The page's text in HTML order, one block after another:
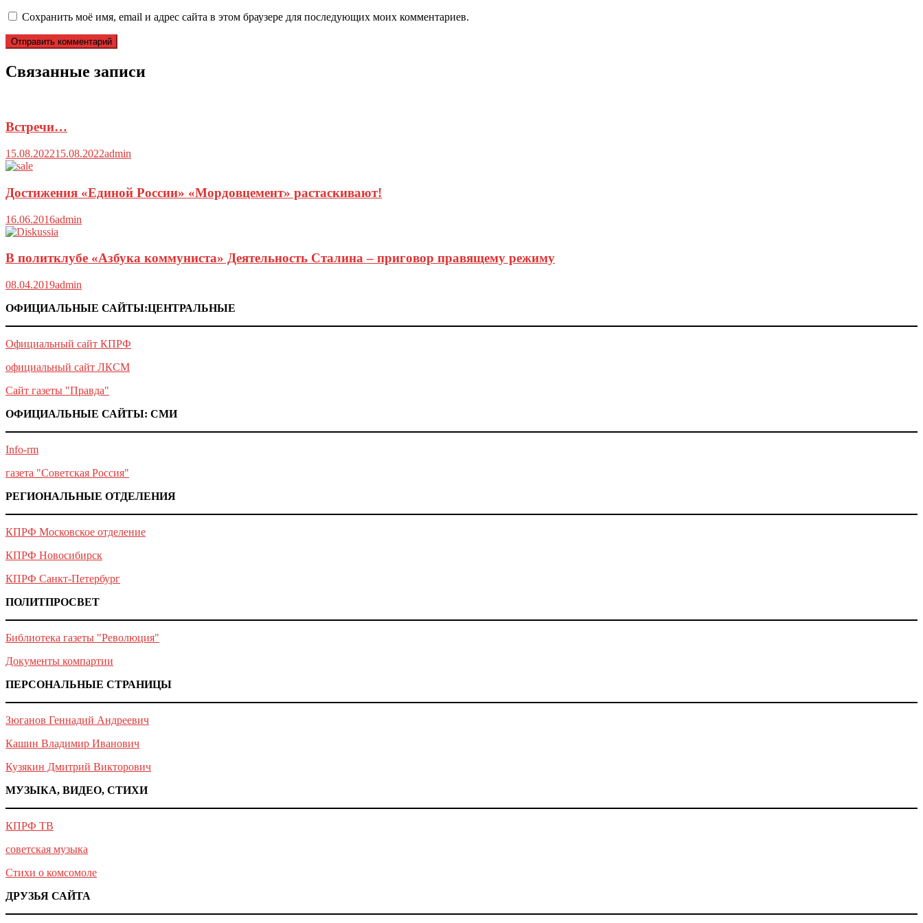
Сохранить моё имя, email и адрес сайта в этом браузере для последующих моих комментариев.
Связанные записи
Встречи…
15.08.202215.08.2022admin
Достижения «Единой России» «Мордовцемент» растаскивают!
16.06.2016admin
В политклубе «Азбука коммуниста» Деятельность Сталина – приговор правящему режиму
08.04.2019admin
ОФИЦИАЛЬНЫЕ САЙТЫ:ЦЕНТРАЛЬНЫЕ
Официальный сайт КПРФ
официальный сайт ЛКСМ
Сайт газеты "Правда"
ОФИЦИАЛЬНЫЕ САЙТЫ: СМИ
Info-rm
газета "Советская Россия"
РЕГИОНАЛЬНЫЕ ОТДЕЛЕНИЯ
КПРФ Московское отделение
КПРФ Новосибирск
КПРФ Санкт-Петербург
ПОЛИТПРОСВЕТ
Библиотека газеты "Революция"
Документы компартии
ПЕРСОНАЛЬНЫЕ СТРАНИЦЫ
Зюганов Геннадий Андреевич
Кашин Владимир Иванович
Кузякин Дмитрий Викторович
МУЗЫКА, ВИДЕО, СТИХИ
КПРФ ТВ
советская музыка
Стихи о комсомоле
ДРУЗЬЯ САЙТА